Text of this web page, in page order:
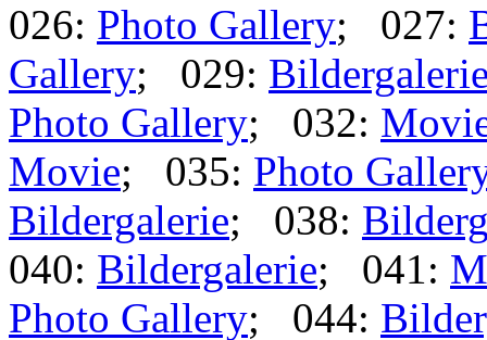
026: Photo Gallery; 027:
Gallery; 029:
Photo Gallery; 032:
Movie; 035: Photo
Bildergalerie; 038:
040: Bildergalerie; 041:
Photo Gallery; 044: